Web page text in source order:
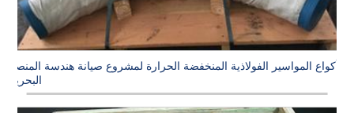
أكواع المواسير الفولاذية المنخفضة الحرارة لمشروع صيانة هندسة المنصة
البحرية